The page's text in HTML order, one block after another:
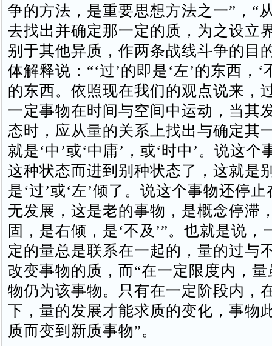
争的方法，是重要思想方法之一”，“
去找出并确定那一定的质，为之设立
别于其他异质，作两条战线斗争的目
体解释说：“‘过’的即是‘左’的东西，‘
的东西。依照现在我们的观点说来，
一定事物在时间与空间中运动，当其
态时，应从量的关系上找出与确定其
就是‘中’或‘中庸’，或‘时中’。说这个
这种状态而进到别种状态了，这就是
是‘过’或‘左’倾了。说这个事物还停
无发展，这是老的事物，是概念停滞
固，是右倾，是‘不及’”。也就是说，
定的量总是联系在一起的，量的过与
改变事物的质，而“在一定限度内，
物仍为该事物。只有在一定阶段内，
下，量的发展才能求质的变化，事物
质而变到新质事物”。